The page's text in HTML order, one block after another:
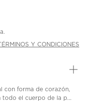
TÉRMINOS Y CONDICIONES
con forma de corazón,
todo el cuerpo de la p...